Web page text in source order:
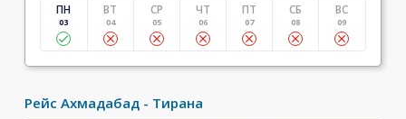
ПН
03
ВТ
04
СР
05
ЧТ
06
ПТ
07
СБ
08
ВС
09
Рейс Ахмадабад - Тирана